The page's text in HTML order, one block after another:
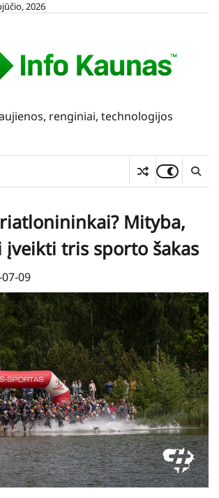
2026
renginiai, technologijos
Mityba,
įveikti tris sporto šakas
09